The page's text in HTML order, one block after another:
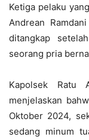
Ketiga pelaku
Andrean
ditangkap
seorang pria
Kapolsek Ratu
menjelaskan
Oktober 2024,
sedang minum